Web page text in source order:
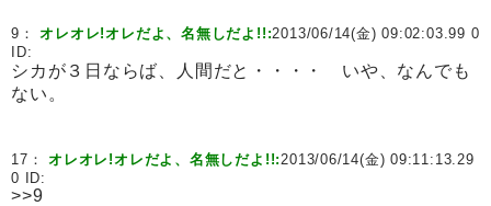
9：オレオレ!オレだよ、名無しだよ!!:2013/06/14(金) 09:02:03.99 0
ID:
シカが３日ならば、人間だと・・・・ いや、なんでも
ない。
17：オレオレ!オレだよ、名無しだよ!!:2013/06/14(金) 09:11:13.29
0 ID:
>>9